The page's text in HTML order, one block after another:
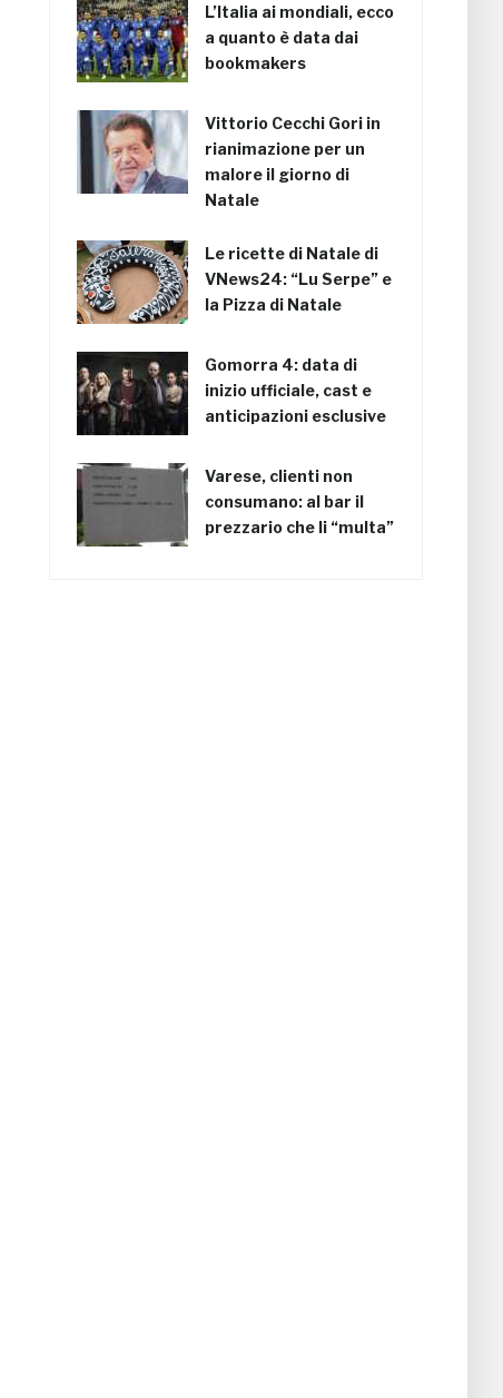
L’Italia ai mondiali, ecco
a quanto è data dai
bookmakers
Vittorio Cecchi Gori in
rianimazione per un
malore il giorno di
Natale
Le ricette di Natale di
VNews24: “Lu Serpe” e
la Pizza di Natale
Gomorra 4: data di
inizio ufficiale, cast e
anticipazioni esclusive
Varese, clienti non
consumano: al bar il
prezzario che li “multa”